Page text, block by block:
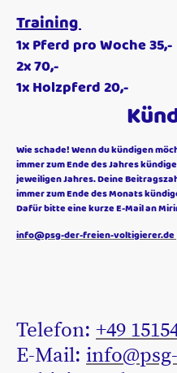
Training
1x Pferd pro Woche 35,-
2x 70,-
1x Holzpferd 20,-
Wie schade! Wenn du kündigen
immer zum Ende des Jahres
jeweiligen Jahres. Deine
immer zum Ende des Monats
Dafür bitte eine kurze E-Mail an
info@psg-der-freien-voltigierer.de
Telefon: +49
E-Mail: